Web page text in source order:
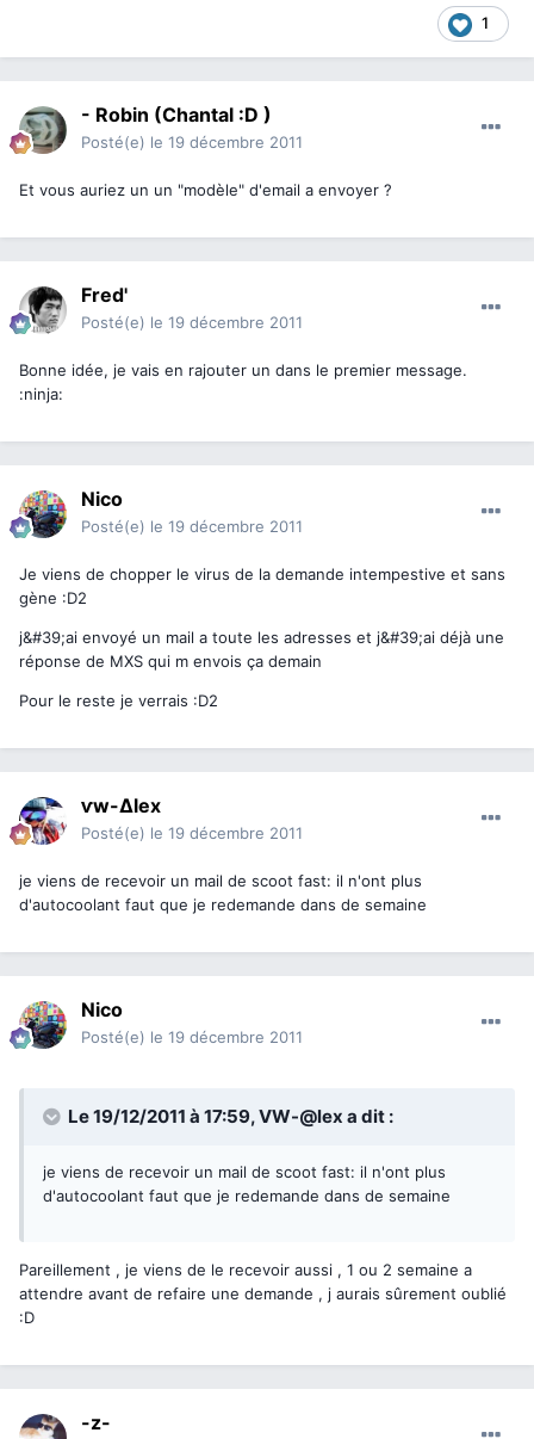
1
- Robin (Chantal :D )
Posté(e) le 19 décembre 2011
Et vous auriez un un "modèle" d'email a envoyer ?
Fred'
Posté(e) le 19 décembre 2011
Bonne idée, je vais en rajouter un dans le premier message.
:ninja:
Nico
Posté(e) le 19 décembre 2011
Je viens de chopper le virus de la demande intempestive et sans
gène :D2
j&#39;ai envoyé un mail a toute les adresses et j&#39;ai déjà une
réponse de MXS qui m envois ça demain
Pour le reste je verrais :D2
ⱱw-∆lex
Posté(e) le 19 décembre 2011
je viens de recevoir un mail de scoot fast: il n'ont plus
d'autocoolant faut que je redemande dans de semaine
Nico
Posté(e) le 19 décembre 2011
Le 19/12/2011 à 17:59, VW-@lex a dit :
je viens de recevoir un mail de scoot fast: il n'ont plus
d'autocoolant faut que je redemande dans de semaine
Pareillement , je viens de le recevoir aussi , 1 ou 2 semaine a
attendre avant de refaire une demande , j aurais sûrement oublié
:D
-z-